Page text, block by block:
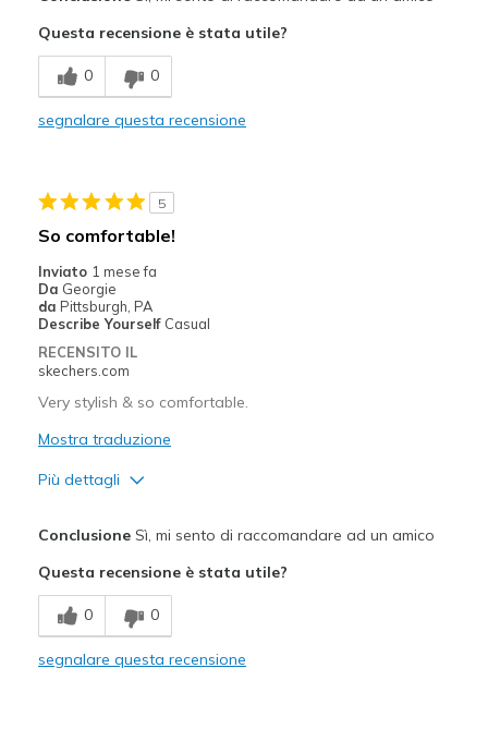
Comfortable
Durable
Casual Wear
Width
Sizing
Feels true to size
View On Shoes
Questa recensione è stata utile?
0 0
segnalare questa recensione
5
So comfortable!
Inviato 1 mese fa
Da Georgie
da Pittsburgh, PA
Describe Yourself Casual
RECENSITO IL
skechers.com
Very stylish & so comfortable.
Mostra traduzione
Più dettagli
Comfortable
Stylish
ConclusioneSì, mi sento di raccomandare ad un amico
Questa recensione è stata utile?
0 0
segnalare questa recensione